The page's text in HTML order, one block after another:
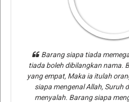
Barang siapa tiada
tiada boleh dibilangkan nama.
yang empat, Maka ia itulah
siapa mengenal Allah, Suruh
menyalah. Barang siapa